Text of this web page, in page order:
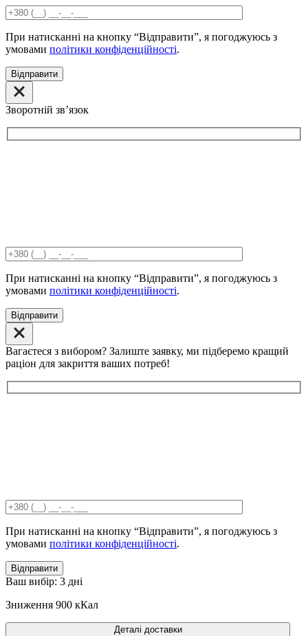
При натисканні на кнопку “Відправити”, я погоджуюсь з
умовами політики конфіденційності.
Відправити
Зворотній звʼязок
При натисканні на кнопку “Відправити”, я погоджуюсь з
умовами політики конфіденційності.
Відправити
Вагаєтеся з вибором? Залиште заявку, ми підберемо кращий
раціон для закриття ваших потреб!
При натисканні на кнопку “Відправити”, я погоджуюсь з
умовами політики конфіденційності.
Відправити
Ваш вибір: 3 дні
Зниження 900 кКал
Деталі доставки